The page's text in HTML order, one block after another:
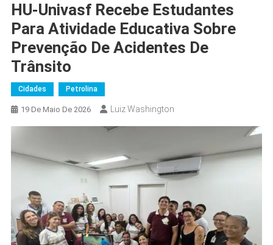
HU-Univasf Recebe Estudantes
Para Atividade Educativa Sobre
Prevenção De Acidentes De
Trânsito
Cidades Petrolina
19 De Maio De 2026 Luiz Washington